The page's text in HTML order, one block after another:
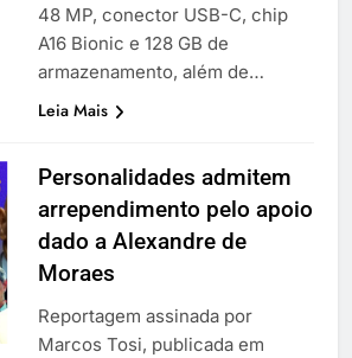
48 MP, conector USB-C, chip
A16 Bionic e 128 GB de
armazenamento, além de…
Leia Mais
Personalidades admitem
arrependimento pelo apoio
dado a Alexandre de
Moraes
Reportagem assinada por
Marcos Tosi, publicada em